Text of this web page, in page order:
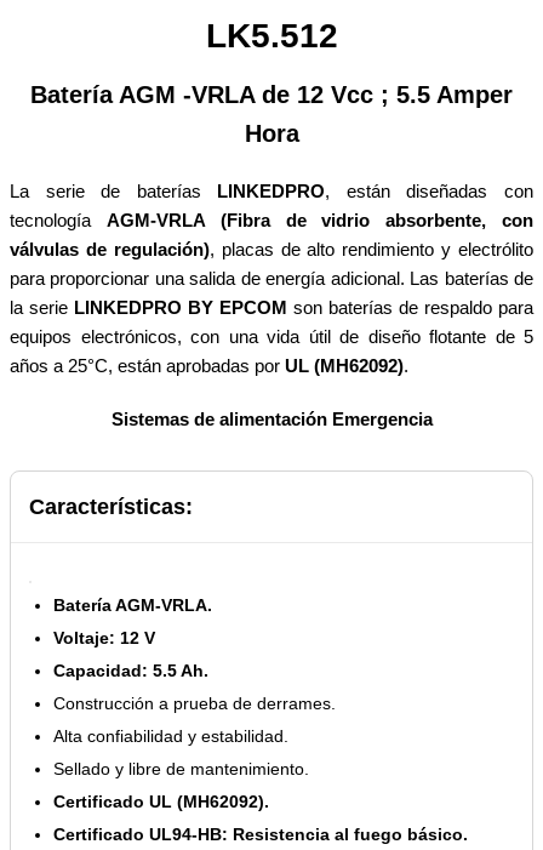
LK5.512
Batería AGM -VRLA de 12 Vcc ; 5.5 Amper
Hora
La serie de baterías LINKEDPRO, están diseñadas con
tecnología AGM-VRLA (Fibra de vidrio absorbente, con
válvulas de regulación), placas de alto rendimiento y electrólito
para proporcionar una salida de energía adicional. Las baterías de
la serie LINKEDPRO BY EPCOM son baterías de respaldo para
equipos electrónicos, con una vida útil de diseño flotante de 5
años a 25°C, están aprobadas por UL (MH62092).
Sistemas de alimentación Emergencia
Características:
Batería AGM-VRLA.
Voltaje: 12 V
Capacidad: 5.5 Ah.
Construcción a prueba de derrames.
Alta confiabilidad y estabilidad.
Sellado y libre de mantenimiento.
Certificado UL (MH62092).
Certificado UL94-HB: Resistencia al fuego básico.